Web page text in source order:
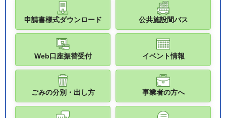
申請書様式ダウンロード 公共施設間バス
Web口座振替受付 イベント情報
ごみの分別・出し方 事業者の方へ